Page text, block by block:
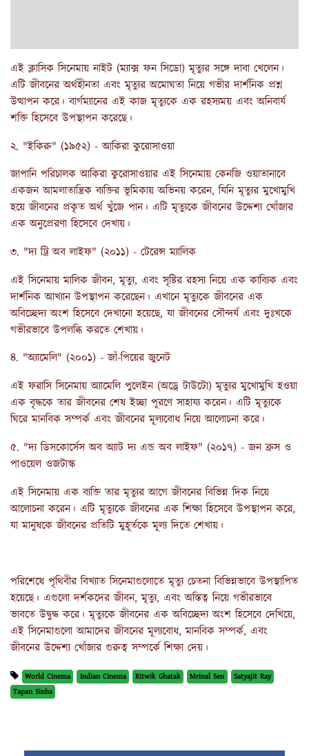
এই ক্লাসিক সিনেমায় নাইট (ম্যাক্স ফন সিডো) মৃত্যুর সঙ্গে দাবা খেলেন।
এটি জীবনের অর্থহীনতা এবং মৃত্যুর অমোঘতা নিয়ে গভীর দার্শনিক প্রশ্ন
উত্থাপন করে। বার্গম্যানের এই কাজ মৃত্যুকে এক রহস্যময় এবং অনিবার্য
শক্তি হিসেবে উপস্থাপন করেছে।
২. "ইকিরু" (১৯৫২) - আকিরা কুরোসাওয়া
জাপানি পরিচালক আকিরা কুরোসাওয়ার এই সিনেমায় কেনজি ওয়াতানাবে
একজন আমলাতান্ত্রিক ব্যক্তির ভূমিকায় অভিনয় করেন, যিনি মৃত্যুর মুখোমুখি
হয়ে জীবনের প্রকৃত অর্থ খুঁজে পান। এটি মৃত্যুকে জীবনের উদ্দেশ্য খোঁজার
এক অনুপ্রেরণা হিসেবে দেখায়।
৩. "দ্য ট্রি অব লাইফ" (২০১১) - টেরেন্স ম্যালিক
এই সিনেমায় মালিক জীবন, মৃত্যু, এবং সৃষ্টির রহস্য নিয়ে এক কাব্যিক এবং
দার্শনিক আখ্যান উপস্থাপন করেছেন। এখানে মৃত্যুকে জীবনের এক
অবিচ্ছেদ্য অংশ হিসেবে দেখানো হয়েছে, যা জীবনের সৌন্দর্য এবং দুঃখকে
গভীরভাবে উপলব্ধি করতে শেখায়।
৪. "অ্যামেলি" (২০০১) - জাঁ-পিয়ের জুনেট
এই ফরাসি সিনেমায় অ্যামেলি পুলেইন (অড্রে টাউটো) মৃত্যুর মুখোমুখি হওয়া
এক বৃদ্ধকে তার জীবনের শেষ ইচ্ছা পূরণে সাহায্য করেন। এটি মৃত্যুকে
ঘিরে মানবিক সম্পর্ক এবং জীবনের মূল্যবোধ নিয়ে আলোচনা করে।
৫. "দ্য ডিসকোর্সেস অব অ্যাট দ্য এন্ড অব লাইফ" (২০১৭) - জন ব্রুস ও
পাওয়েল ওজটাস্ক
এই সিনেমায় এক ব্যক্তি তার মৃত্যুর আগে জীবনের বিভিন্ন দিক নিয়ে
আলোচনা করেন। এটি মৃত্যুকে জীবনের এক শিক্ষা হিসেবে উপস্থাপন করে,
যা মানুষকে জীবনের প্রতিটি মুহূর্তকে মূল্য দিতে শেখায়।
পরিশেষে পৃথিবীর বিখ্যাত সিনেমাগুলোতে মৃত্যু চেতনা বিভিন্নভাবে উপস্থাপিত
হয়েছে। এগুলো দর্শকদের জীবন, মৃত্যু, এবং অস্তিত্ব নিয়ে গভীরভাবে
ভাবতে উদ্বুদ্ধ করে। মৃত্যুকে জীবনের এক অবিচ্ছেদ্য অংশ হিসেবে দেখিয়ে,
এই সিনেমাগুলো আমাদের জীবনের মূল্যবোধ, মানবিক সম্পর্ক, এবং
জীবনের উদ্দেশ্য খোঁজার গুরুত্ব সম্পর্কে শিক্ষা দেয়।
World Cinema Indian Cinema Ritwik Ghatak Mrinal Sen
Satyajit Ray
Tapan Sinha